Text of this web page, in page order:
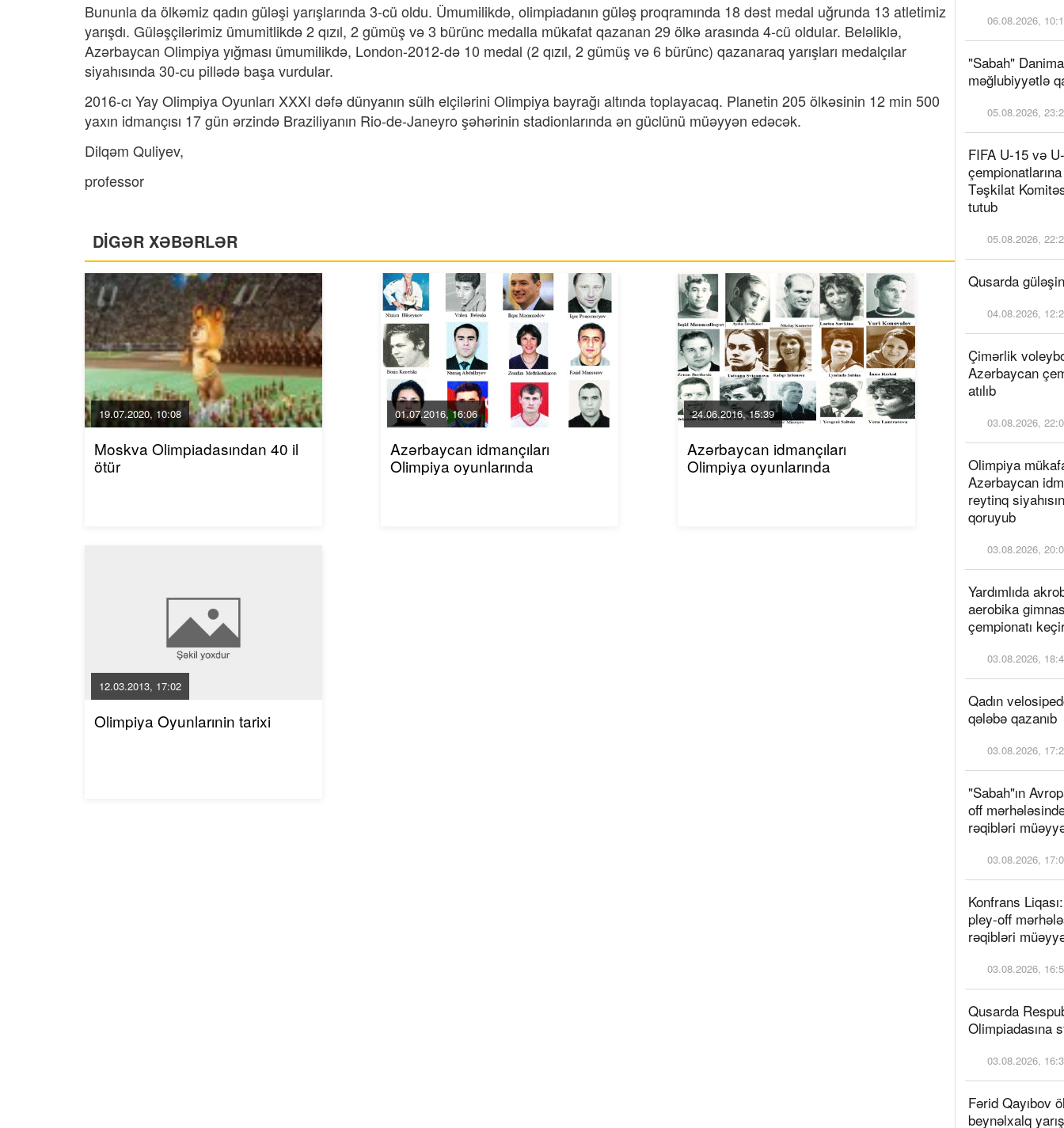
Bununla da ölkəmiz qadın güləşi yarışlarında 3-cü oldu. Ümumilikdə, olimpiadanın güləş proqramında 18 dəst medal uğrunda 13 atletimiz
yarışdı. Güləşçilərimiz ümumitlikdə 2 qızıl, 2 gümüş və 3 bürünc medalla mükafat qazanan 29 ölkə arasında 4-cü oldular. Beləliklə,
Azərbaycan Olimpiya yığması ümumilikdə, London-2012-də 10 medal (2 qızıl, 2 gümüş və 6 bürünc) qazanaraq yarışları medalçılar
siyahısında 30-cu pillədə başa vurdular.
2016-cı Yay Olimpiya Oyunları XXXI dəfə dünyanın sülh elçilərini Olimpiya bayrağı altında toplayacaq. Planetin 205 ölkəsinin 12 min 500
yaxın idmançısı 17 gün ərzində Braziliyanın Rio-de-Janeyro şəhərinin stadionlarında ən güclünü müəyyən edəcək.
Dilqəm Quliyev,
professor
DİGƏR XƏBƏRLƏR
19.07.2020, 10:08
Moskva Olimpiadasından​ 40 il
ötür
01.07.2016, 16:06
Azərbaycan idmançıları
Olimpiya oyunlarında
24.06.2016, 15:39
Azərbaycan idmançıları
Olimpiya oyunlarında
12.03.2013, 17:02
Olimpiya Oyunlarınin tarixi
06.08.2026,
"Sabah"
məğlubiyyətlə
05.08.2026,
FIFA U-15 və
Təşkilat
tutub
05.08.2026,
Qusarda
04.08.2026,
Çimərlik
Azərbaycan
atılıb
03.08.2026,
Olimpiya
Azərbaycan
reytinq
qoruyub
03.08.2026,
Yardımlıda
aerobika
çempionatı
03.08.2026,
Qadın
qələbə
03.08.2026,
"Sabah"ın
off
rəqibləri
03.08.2026,
Konfrans
pley-off
rəqibləri
03.08.2026,
Qusarda
03.08.2026,
Fərid Qayıbov
beynəlxalq